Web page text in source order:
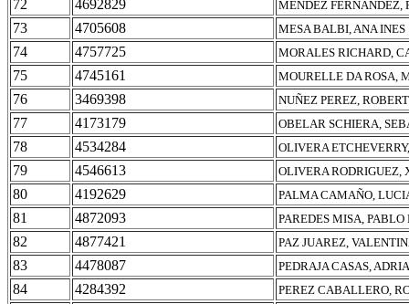
72 4692829 MENDEZ FERNANDEZ,
73 4705608 MESA BALBI, ANA INES
74 4757725 MORALES RICHARD,
75 4745161 MOURELLE DA ROSA,
76 3469398 NUÑEZ PEREZ,
77 4173179 OBELAR SCHIERA,
78 4534284 OLIVERA
79 4546613 OLIVERA RODRIGUEZ,
80 4192629 PALMA CAMAÑO,
81 4872093 PAREDES MISA, PABLO
82 4877421 PAZ JUAREZ,
83 4478087 PEDRAJA CASAS,
84 4284392 PEREZ CABALLERO,